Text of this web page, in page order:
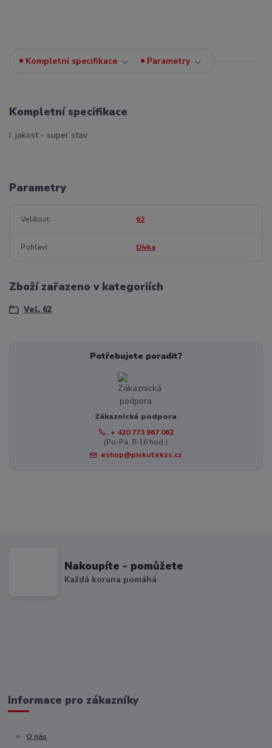
Kompletní specifikace Parametry
Kompletní specifikace
I. jakost - super stav
Parametry
Velikost 62
Pohlaví Dívka
Zboží zařazeno v kategoriích
Vel. 62
Potřebujete poradit?
Zákaznická podpora
+ 420 773 967 062
(Po-Pá, 8-16 hod.)
eshop@piskutekzs.cz
Nakoupíte - pomůžete
Každá koruna pomáhá
Informace pro zákazníky
O nás